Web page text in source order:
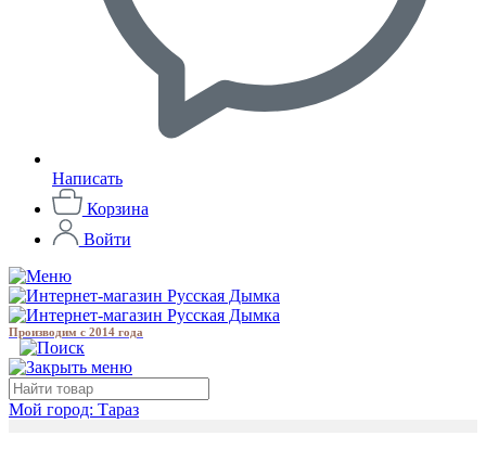
Написать
Корзина
Войти
Производим с 2014 года
Мой город: Тараз